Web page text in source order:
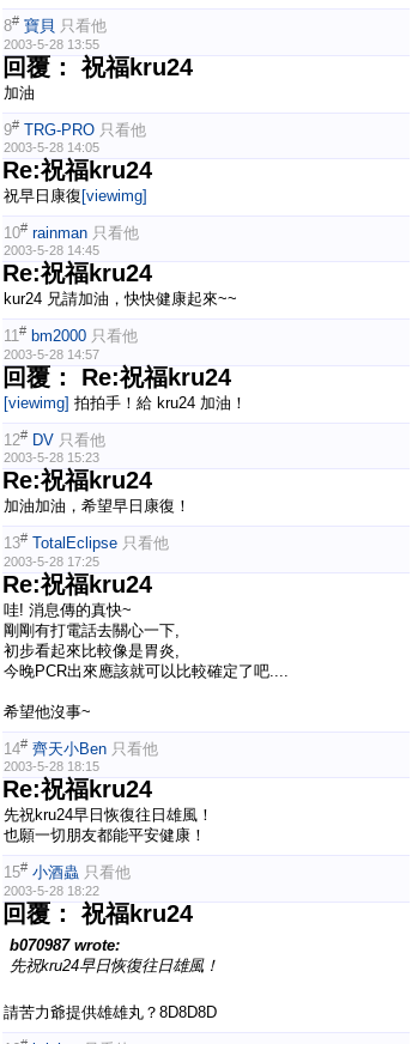
8# 寶貝 只看他
2003-5-28 13:55
回覆： 祝福kru24
加油
9# TRG-PRO 只看他
2003-5-28 14:05
Re:祝福kru24
祝早日康復 [viewimg]
10# rainman 只看他
2003-5-28 14:45
Re:祝福kru24
kur24 兄請加油，快快健康起來~~
11# bm2000 只看他
2003-5-28 14:57
回覆： Re:祝福kru24
[viewimg] 拍拍手！給 kru24 加油！
12# DV 只看他
2003-5-28 15:23
Re:祝福kru24
加油加油，希望早日康復！
13# TotalEclipse 只看他
2003-5-28 17:25
Re:祝福kru24
哇! 消息傳的真快~
剛剛有打電話去關心一下,
初步看起來比較像是胃炎,
今晚PCR出來應該就可以比較確定了吧....
希望他沒事~
14# 齊天小Ben 只看他
2003-5-28 18:15
Re:祝福kru24
先祝kru24早日恢復往日雄風！
也願一切朋友都能平安健康！
15# 小酒蟲 只看他
2003-5-28 18:22
回覆： 祝福kru24
b070987 wrote:
先祝kru24早日恢復往日雄風！
請苦力爺提供雄雄丸？8D8D8D